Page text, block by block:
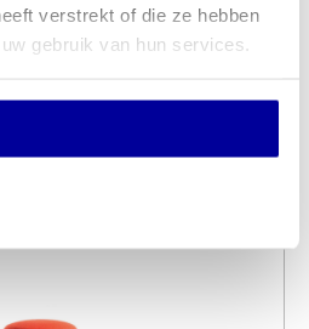
verstrekt of die ze hebben
gebruik van hun services.
Afhalen of bezorgen